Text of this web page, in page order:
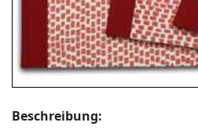
Beschreibung: